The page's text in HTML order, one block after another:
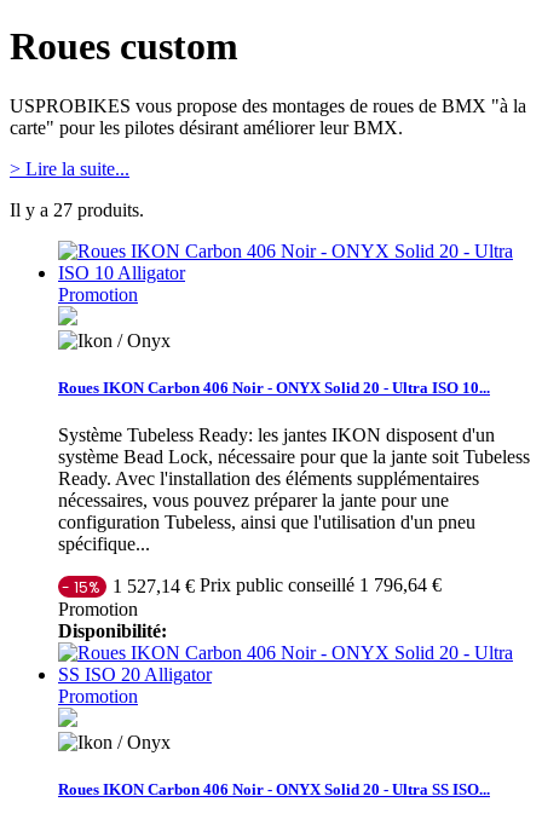
Roues custom
USPROBIKES vous propose des montages de roues de BMX "à la
carte" pour les pilotes désirant améliorer leur BMX.
> Lire la suite...
Il y a 27 produits.
Promotion
Roues IKON Carbon 406 Noir - ONYX Solid 20 - Ultra ISO 10...
Système Tubeless Ready: les jantes IKON disposent d'un
système Bead Lock, nécessaire pour que la jante soit Tubeless
Ready. Avec l'installation des éléments supplémentaires
nécessaires, vous pouvez préparer la jante pour une
configuration Tubeless, ainsi que l'utilisation d'un pneu
spécifique...
- 15% 1 527,14 € Prix public conseillé 1 796,64 €
Promotion
Disponibilité:
Promotion
Roues IKON Carbon 406 Noir - ONYX Solid 20 - Ultra SS ISO...